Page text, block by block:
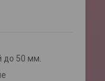
до 50 мм.